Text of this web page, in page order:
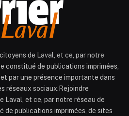
de Laval, et ce, par notre
constitué de publications imprimées,
par une présence importante dans
réseaux sociaux.Rejoindre
Laval, et ce, par notre réseau de
publications imprimées, de sites